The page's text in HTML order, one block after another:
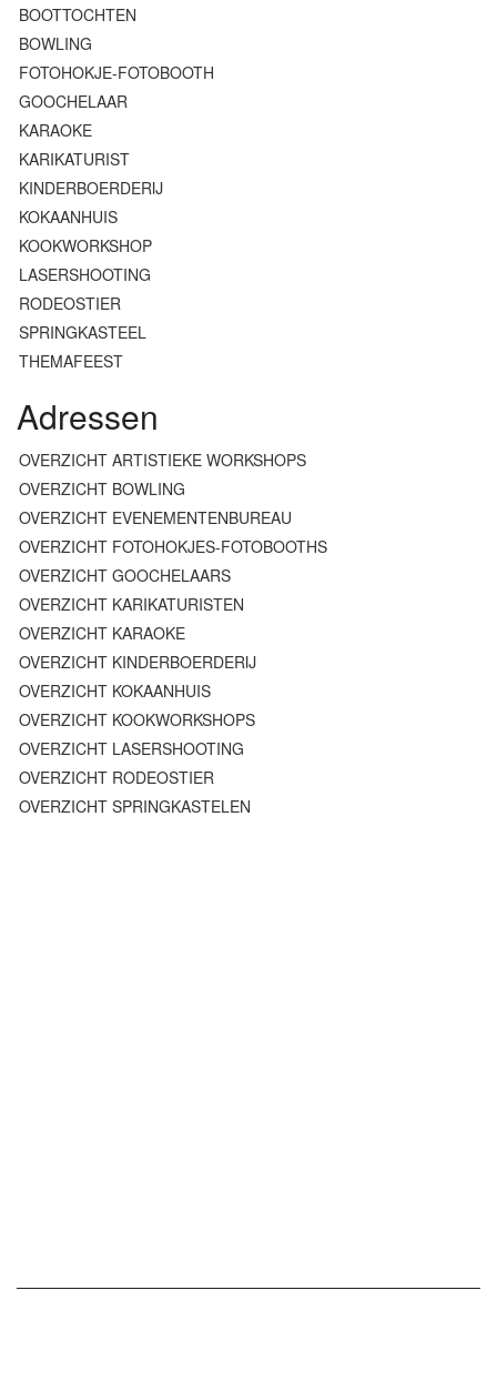
BOOTTOCHTEN
BOWLING
FOTOHOKJE-FOTOBOOTH
GOOCHELAAR
KARAOKE
KARIKATURIST
KINDERBOERDERIJ
KOKAANHUIS
KOOKWORKSHOP
LASERSHOOTING
RODEOSTIER
SPRINGKASTEEL
THEMAFEEST
Adressen
OVERZICHT ARTISTIEKE WORKSHOPS
OVERZICHT BOWLING
OVERZICHT EVENEMENTENBUREAU
OVERZICHT FOTOHOKJES-FOTOBOOTHS
OVERZICHT GOOCHELAARS
OVERZICHT KARIKATURISTEN
OVERZICHT KARAOKE
OVERZICHT KINDERBOERDERIJ
OVERZICHT KOKAANHUIS
OVERZICHT KOOKWORKSHOPS
OVERZICHT LASERSHOOTING
OVERZICHT RODEOSTIER
OVERZICHT SPRINGKASTELEN